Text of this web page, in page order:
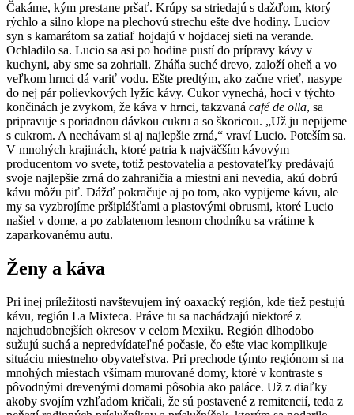
Čakáme, kým prestane pršať. Krúpy sa striedajú s dažďom, ktorý
rýchlo a silno klope na plechovú strechu ešte dve hodiny. Luciov
syn s kamarátom sa zatiaľ hojdajú v hojdacej sieti na verande.
Ochladilo sa. Lucio sa asi po hodine pustí do prípravy kávy v
kuchyni, aby sme sa zohriali. Zháňa suché drevo, založí oheň a vo
veľkom hrnci dá variť vodu. Ešte predtým, ako začne vrieť, nasype
do nej pár polievkových lyžíc kávy. Cukor vynechá, hoci v týchto
končinách je zvykom, že káva v hrnci, takzvaná café de olla, sa
pripravuje s poriadnou dávkou cukru a so škoricou. „Už ju nepijeme
s cukrom. A nechávam si aj najlepšie zrná,“ vraví Lucio. Poteším sa.
V mnohých krajinách, ktoré patria k najväčším kávovým
producentom vo svete, totiž pestovatelia a pestovateľky predávajú
svoje najlepšie zrná do zahraničia a miestni ani nevedia, akú dobrú
kávu môžu piť. Dážď pokračuje aj po tom, ako vypijeme kávu, ale
my sa vyzbrojíme pršiplášťami a plastovými obrusmi, ktoré Lucio
našiel v dome, a po zablatenom lesnom chodníku sa vrátime k
zaparkovanému autu.
Ženy a káva
Pri inej príležitosti navštevujem iný oaxacký región, kde tiež pestujú
kávu, región La Mixteca. Práve tu sa nachádzajú niektoré z
najchudobnejších okresov v celom Mexiku. Región dlhodobo
sužujú suchá a nepredvídateľné počasie, čo ešte viac komplikuje
situáciu miestneho obyvateľstva. Pri prechode týmto regiónom si na
mnohých miestach všímam murované domy, ktoré v kontraste s
pôvodnými drevenými domami pôsobia ako paláce. Už z diaľky
akoby svojím vzhľadom kričali, že sú postavené z remitencií, teda z